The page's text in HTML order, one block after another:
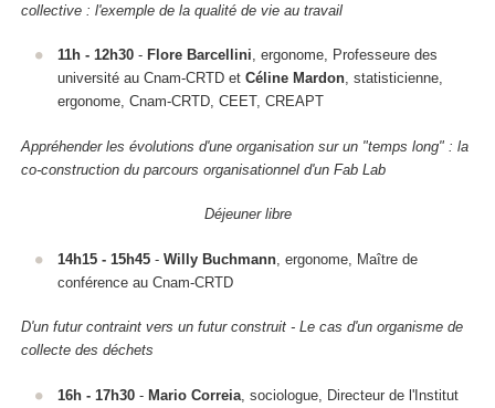
collective : l'exemple de la qualité de vie au travail
11h - 12h30- Flore Barcellini, ergonome, Professeure des
université au Cnam-CRTD et Céline Mardon, statisticienne,
ergonome, Cnam-CRTD, CEET, CREAPT
Appréhender les évolutions d'une organisation sur un "temps long" : la
co-construction du parcours organisationnel d'un Fab Lab
Déjeuner libre
14h15 - 15h45- Willy Buchmann, ergonome, Maître de
conférence au Cnam-CRTD
D'un futur contraint vers un futur construit - Le cas d'un organisme de
collecte des déchets
16h - 17h30- Mario Correia, sociologue, Directeur de l'Institut